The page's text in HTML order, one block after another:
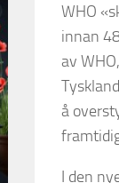
WHO
innan
av
å
I den